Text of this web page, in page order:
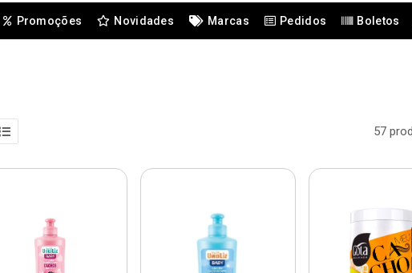
Promoções Novidades Marcas Pedidos Boletos
57